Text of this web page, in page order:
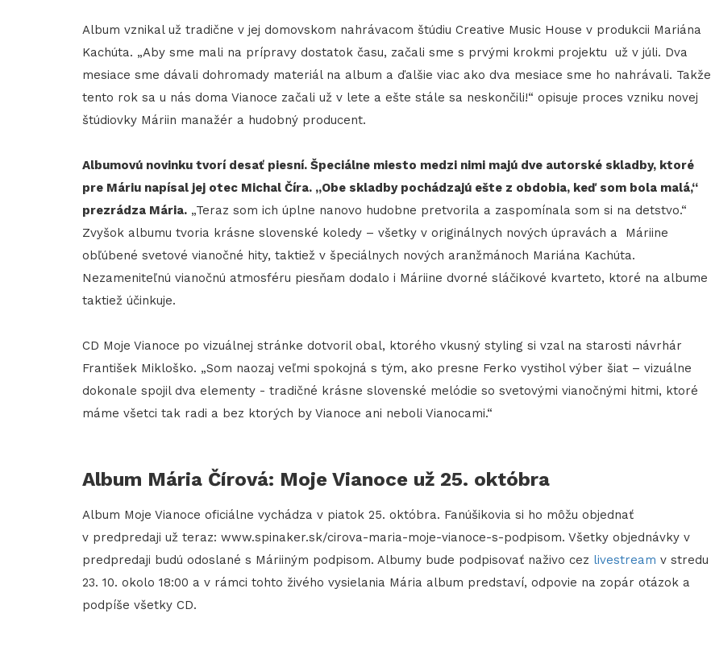
Album vznikal už tradične v jej domovskom nahrávacom štúdiu Creative Music House v produkcii Mariána
Kachúta. „Aby sme mali na prípravy dostatok času, začali sme s prvými krokmi projektu už v júli. Dva
mesiace sme dávali dohromady materiál na album a ďalšie viac ako dva mesiace sme ho nahrávali. Takže
tento rok sa u nás doma Vianoce začali už v lete a ešte stále sa neskončili!“ opisuje proces vzniku novej
štúdiovky Máriin manažér a hudobný producent.
Albumovú novinku tvorí desať piesní. Špeciálne miesto medzi nimi majú dve autorské skladby, ktoré
pre Máriu napísal jej otec Michal Číra. „Obe skladby pochádzajú ešte z obdobia, keď som bola malá,“
prezrádza Mária. „Teraz som ich úplne nanovo hudobne pretvorila a zaspomínala som si na detstvo.“
Zvyšok albumu tvoria krásne slovenské koledy – všetky v originálnych nových úpravách a Máriine
obľúbené svetové vianočné hity, taktiež v špeciálnych nových aranžmánoch Mariána Kachúta.
Nezameniteľnú vianočnú atmosféru piesňam dodalo i Máriine dvorné sláčikové kvarteto, ktoré na albume
taktiež účinkuje.
CD Moje Vianoce po vizuálnej stránke dotvoril obal, ktorého vkusný styling si vzal na starosti návrhár
František Mikloško. „Som naozaj veľmi spokojná s tým, ako presne Ferko vystihol výber šiat – vizuálne
dokonale spojil dva elementy - tradičné krásne slovenské melódie so svetovými vianočnými hitmi, ktoré
máme všetci tak radi a bez ktorých by Vianoce ani neboli Vianocami.“
Album Mária Čírová: Moje Vianoce už 25. októbra
Album Moje Vianoce oficiálne vychádza v piatok 25. októbra. Fanúšikovia si ho môžu objednať
v predpredaji už teraz: www.spinaker.sk/cirova-maria-moje-vianoce-s-podpisom. Všetky objednávky v
predpredaji budú odoslané s Máriiným podpisom. Albumy bude podpisovať naživo cez livestream v stredu
23. 10. okolo 18:00 a v rámci tohto živého vysielania Mária album predstaví, odpovie na zopár otázok a
podpíše všetky CD.